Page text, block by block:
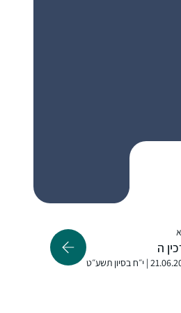
ה
| י״ח בסיון תשע״ט
קבוצה של בנות שתיפתח
יומי כל יום. הרבה זמן
הייתה ההזדמנות
שקלים ובאמצע
כיום אני כבר לומדת